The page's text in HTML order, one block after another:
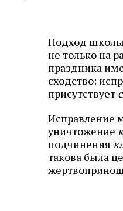
Подход
не только на
праздника
сходство:
присутствует
Исправление
уничтожение
подчинения
такова была